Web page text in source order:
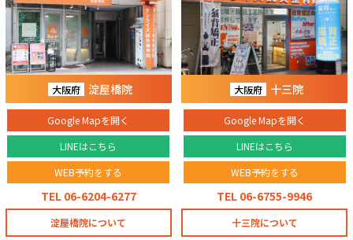
大阪府 淀屋橋院
Google Mapを開く
LINEはこちら
WEB予約をする
TEL 06-6204-6277
淀屋橋院について
大阪府 十三院
Google Mapを開く
LINEはこちら
WEB予約をする
TEL 06-6755-9946
十三院について